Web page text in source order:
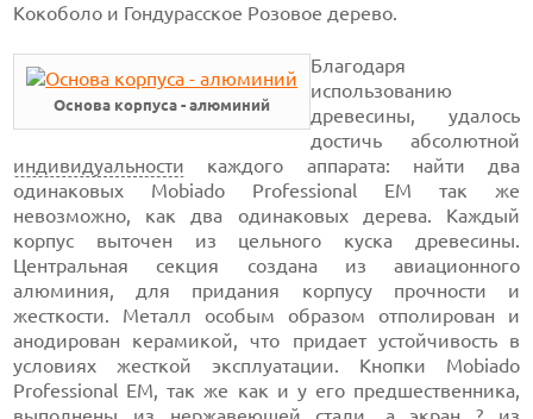
Кокоболо и Гондурасское Розовое дерево.
Основа корпуса - алюминий
Благодаря
использованию
древесины, удалось
достичь абсолютной
индивидуальности каждого аппарата: найти два
одинаковых Mobiado Professional EM так же
невозможно, как два одинаковых дерева. Каждый
корпус выточен из цельного куска древесины.
Центральная секция создана из авиационного
алюминия, для придания корпусу прочности и
жесткости. Металл особым образом отполирован и
анодирован керамикой, что придает устойчивость в
условиях жесткой эксплуатации. Кнопки Mobiado
Professional EM, так же как и у его предшественника,